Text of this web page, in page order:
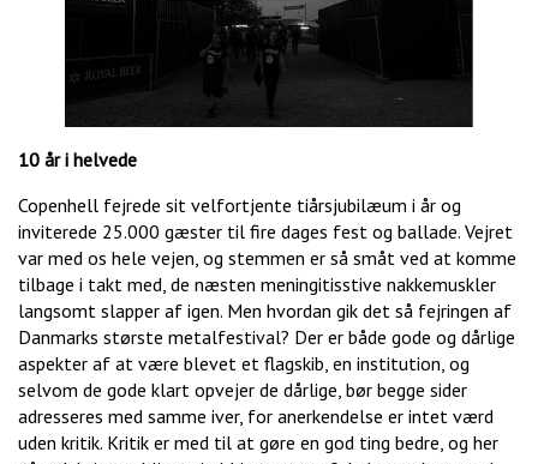
10 år i helvede
Copenhell fejrede sit velfortjente tiårsjubilæum i år og
inviterede 25.000 gæster til fire dages fest og ballade. Vejret
var med os hele vejen, og stemmen er så småt ved at komme
tilbage i takt med, de næsten meningitisstive nakkemuskler
langsomt slapper af igen. Men hvordan gik det så fejringen af
Danmarks største metalfestival? Der er både gode og dårlige
aspekter af at være blevet et flagskib, en institution, og
selvom de gode klart opvejer de dårlige, bør begge sider
adresseres med samme iver, for anerkendelse er intet værd
uden kritik. Kritik er med til at gøre en god ting bedre, og her